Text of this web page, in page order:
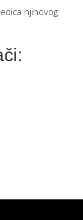
njihovog